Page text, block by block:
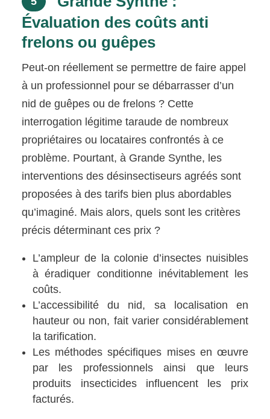
Évaluation des coûts anti
frelons ou guêpes
Peut-on réellement se permettre de faire appel
à un professionnel pour se débarrasser d’un
nid de guêpes ou de frelons ? Cette
interrogation légitime taraude de nombreux
propriétaires ou locataires confrontés à ce
problème. Pourtant, à Grande Synthe, les
interventions des désinsectiseurs agréés sont
proposées à des tarifs bien plus abordables
qu’imaginé. Mais alors, quels sont les critères
précis déterminant ces prix ?
L’ampleur de la colonie d’insectes nuisibles
à éradiquer conditionne inévitablement les
coûts.
L’accessibilité du nid, sa localisation en
hauteur ou non, fait varier considérablement
la tarification.
Les méthodes spécifiques mises en œuvre
par les professionnels ainsi que leurs
produits insecticides influencent les prix
facturés.